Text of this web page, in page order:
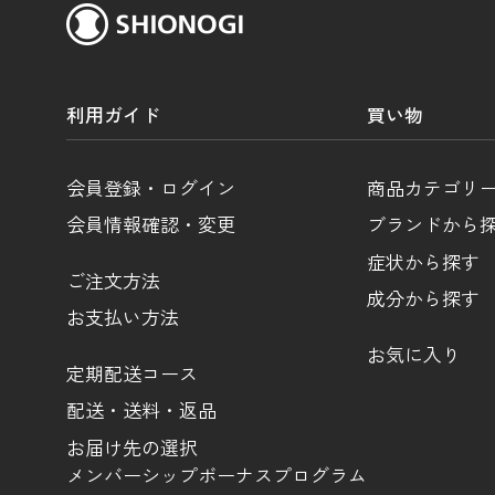
利用ガイド
会員登録・ログイン
会員情報確認・変更
ご注文方法
お支払い方法
定期配送コース
配送・送料・返品
お届け先の選択
メンバーシップボーナスプログラム
買い物
商品カテゴリ
ブランドから
症状から探す
成分から探す
お気に入り